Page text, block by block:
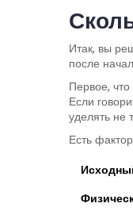
Итак, вы
после
Первое,
Если
уделять не
Есть